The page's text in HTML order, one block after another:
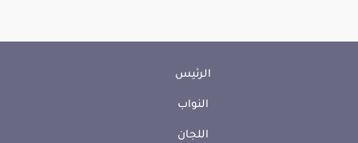
الرئيس
النواب
اللجان